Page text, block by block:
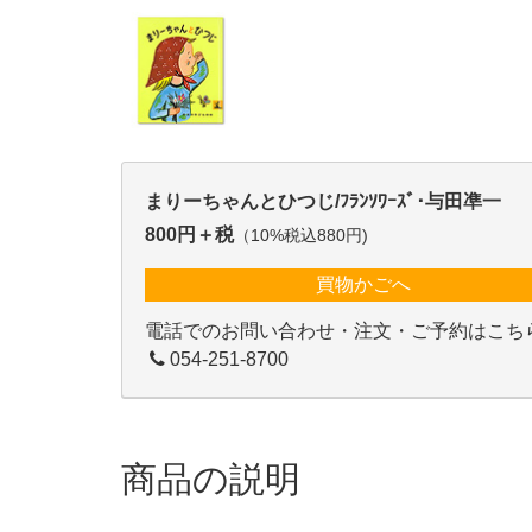
まりーちゃんとひつじ/ﾌﾗﾝｿﾜｰｽﾞ･与田凖一
800円＋税（10%税込880円)
買物かごへ
電話でのお問い合わせ・注文・ご予約はこち
054-251-8700
商品の説明